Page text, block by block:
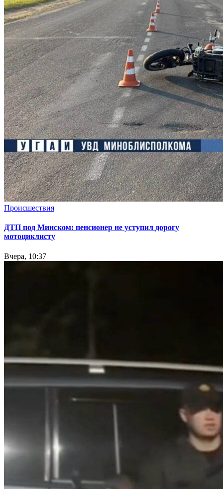
Происшествия
ДТП под Минском: пенсионер не уступил дорогу
мотоциклисту
Вчера, 10:37